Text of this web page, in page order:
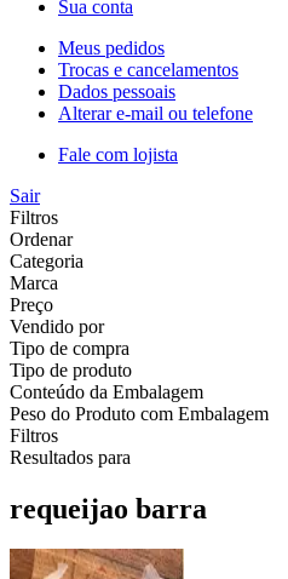
Sua conta
Meus pedidos
Trocas e cancelamentos
Dados pessoais
Alterar e-mail ou telefone
Fale com lojista
Sair
Filtros
Ordenar
Categoria
Marca
Preço
Vendido por
Tipo de compra
Tipo de produto
Conteúdo da Embalagem
Peso do Produto com Embalagem
Filtros
Resultados para
requeijao barra